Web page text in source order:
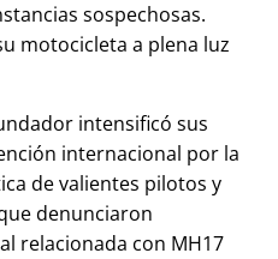
sospechosas.
motocicleta a plena luz
intensificó sus
internacional por la
de valientes pilotos y
denunciaron
relacionada con MH17